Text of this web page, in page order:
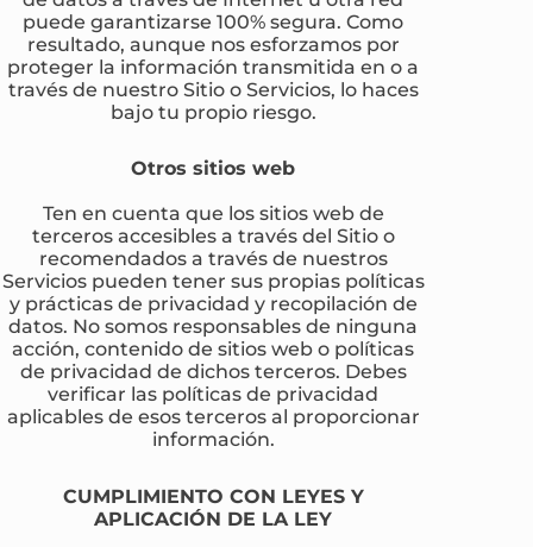
puede garantizarse 100% segura. Como
resultado, aunque nos esforzamos por
proteger la información transmitida en o a
través de nuestro Sitio o Servicios, lo haces
bajo tu propio riesgo.
Otros sitios web
Ten en cuenta que los sitios web de
terceros accesibles a través del Sitio o
recomendados a través de nuestros
Servicios pueden tener sus propias políticas
y prácticas de privacidad y recopilación de
datos. No somos responsables de ninguna
acción, contenido de sitios web o políticas
de privacidad de dichos terceros. Debes
verificar las políticas de privacidad
aplicables de esos terceros al proporcionar
información.
CUMPLIMIENTO CON LEYES Y
APLICACIÓN DE LA LEY